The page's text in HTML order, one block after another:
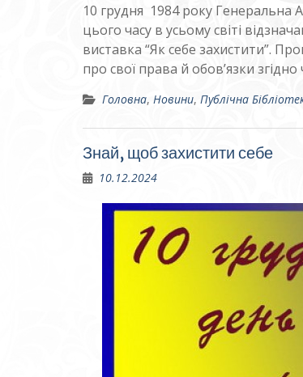
10 грудня 1984 року
цього часу в усьому світі
виставка “Як себе захистити”.
про свої права й обов’язки
Головна, Новини, Публічна
Знай, щоб захистити себе
10.12.2024